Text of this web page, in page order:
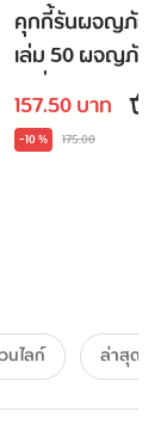
คุกกี้รันผจญภัย
เล่ม 50 ผจญภัย
ในสิ่งมหัศจรรย์
ของโลก
157.50 บาท
-10 % 175.00
นไลก์ ล่าสุด